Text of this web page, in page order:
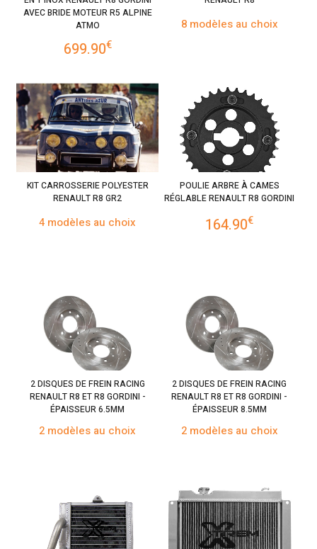
AVEC BRIDE MOTEUR R5 ALPINE
ATMO
699.90€
8 modèles au choix
KIT CARROSSERIE POLYESTER
RENAULT R8 GR2
4 modèles au choix
POULIE ARBRE À CAMES
RÉGLABLE RENAULT R8 GORDINI
164.90€
2 DISQUES DE FREIN RACING
RENAULT R8 ET R8 GORDINI -
ÉPAISSEUR 6.5MM
2 modèles au choix
2 DISQUES DE FREIN RACING
RENAULT R8 ET R8 GORDINI -
ÉPAISSEUR 8.5MM
2 modèles au choix